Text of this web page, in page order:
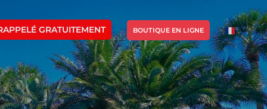
GRATUITEMENT BOUTIQUE EN LIGNE